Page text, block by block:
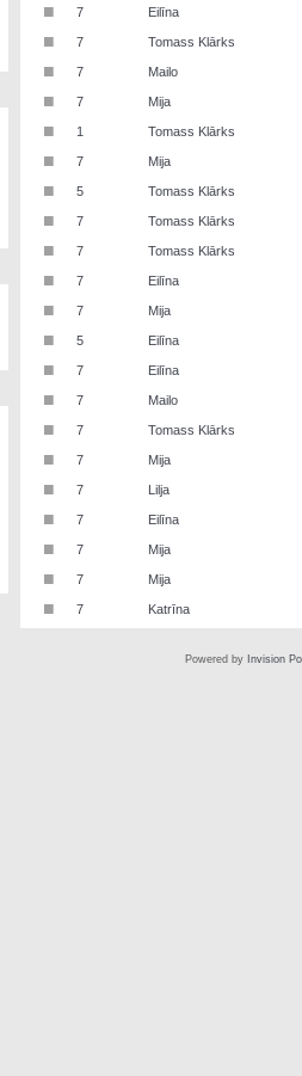
■ 7 Eilīna
■ 7 Tomass Klārks
■ 7 Mailo
■ 7 Mija
■ 1 Tomass Klārks
■ 7 Mija
■ 5 Tomass Klārks
■ 7 Tomass Klārks
■ 7 Tomass Klārks
■ 7 Eilīna
■ 7 Mija
■ 5 Eilīna
■ 7 Eilīna
■ 7 Mailo
■ 7 Tomass Klārks
■ 7 Mija
■ 7 Lilja
■ 7 Eilīna
■ 7 Mija
■ 7 Mija
■ 7 Katrīna
Powered by Invision